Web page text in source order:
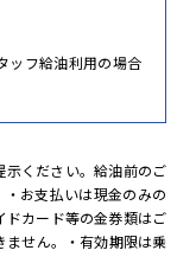
ッフ給油利用の場合
示ください。給油前のご
お支払いは現金のみの
ドカード等の金券類はご
せん。・有効期限は乗